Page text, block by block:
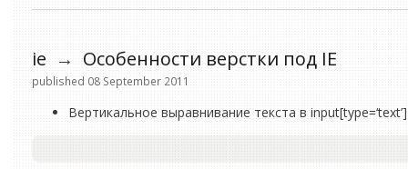
ie→Особенности верстки под IE
published 08 September 2011
Вертикальное выравнивание текста в input[type=‘text’]